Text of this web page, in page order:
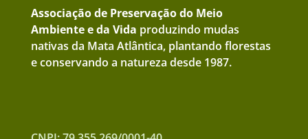
Associação de Preservação do Meio
Ambiente e da Vida produzindo mudas
nativas da Mata Atlântica, plantando florestas
e conservando a natureza desde 1987.